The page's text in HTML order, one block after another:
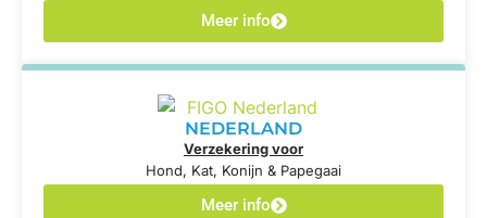
Meer info
NEDERLAND
Verzekering voor
Hond, Kat, Konijn & Papegaai
Meer info